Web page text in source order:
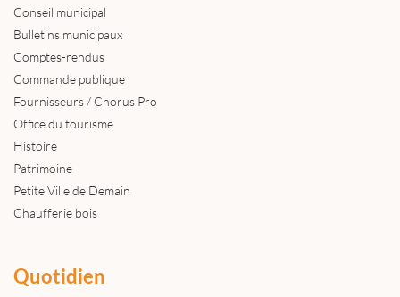
Conseil municipal
Bulletins municipaux
Comptes-rendus
Commande publique
Fournisseurs / Chorus Pro
Office du tourisme
Histoire
Patrimoine
Petite Ville de Demain
Chaufferie bois
Quotidien